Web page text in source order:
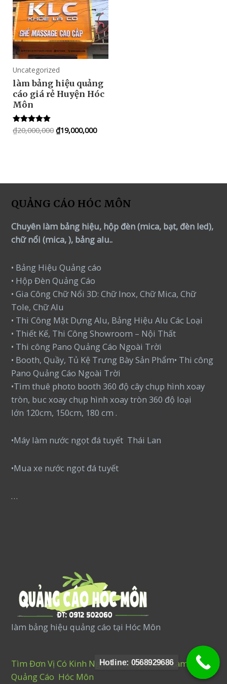
Uncategorized
làm bảng hiệu quảng
cáo giá rẻ Huyện Hóc
Môn
Rated
5.00
₫20,000,000 ₫19,000,000
QUẢNG CÁO HÓC MÔN
Chuyên làm bảng hiệu, hộp đèn (mica, bạt, đèn led),
chữ nổi (mica, ), bảng alu..
• Bảng Hiệu Quảng cáo
• Hộp Đèn Quảng Cáo
• Gia Công Chữ Nổi 3D: Chữ Inox, Chữ Mica, Chữ
Tole, Chữ Alu
• Thi Công Mặt Dựng Alu, Bảng Hiệu Alu Các Loại
• Thiết Kế, Thi Công Showroom – Nội Thất
• Thi công Pano Quảng Cáo Ngoài Trời
• Booth, Quầy, Tủ Kệ Trưng Bày Sản Phẩm• Thi công
Pano Quảng Cáo Ngoài Trời
•Tìm thuê photo booth 360 độ cây chụp hình xoay
tròn, buc xoay chụp hình xoay tròn 360 độ loại
lớn 120cm, 150cm, 180 cm .
•Máy làm nước ngọt đá tuyết Thái Lan
•Mua xe nước ngọt đá tuyết
…
làm bảng hiệu quảng cáo tại Hóc Môn
Tìm Đơn Vị Có Kinh Nghiệm Chuyên Sâu Làm
Quảng Cáo Hóc Môn
Hotline: 0568929686